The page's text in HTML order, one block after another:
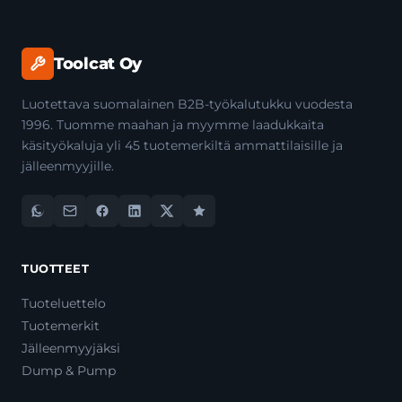
Toolcat Oy
Luotettava suomalainen B2B-työkalutukku vuodesta
1996. Tuomme maahan ja myymme laadukkaita
käsityökaluja yli 45 tuotemerkiltä ammattilaisille ja
jälleenmyyjille.
TUOTTEET
Tuoteluettelo
Tuotemerkit
Jälleenmyyjäksi
Dump & Pump